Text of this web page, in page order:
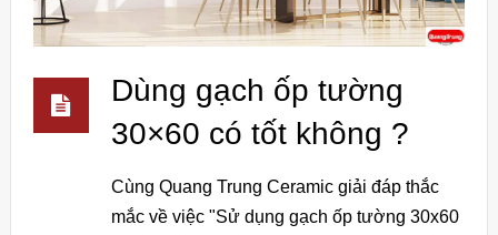
Dùng gạch ốp tường
30×60 có tốt không ?
Cùng Quang Trung Ceramic giải đáp thắc
mắc về việc "Sử dụng gạch ốp tường 30x60